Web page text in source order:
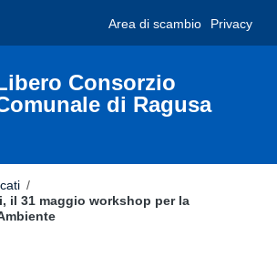
Area di scambio Privacy
la navigazioneConsorzio
di Ragusa
/
il 31 maggio workshop per la